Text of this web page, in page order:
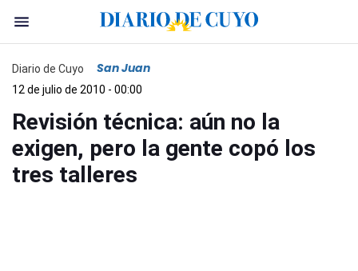
Diario de Cuyo San Juan
12 de julio de 2010 - 00:00
Revisión técnica: aún no la
exigen, pero la gente copó los
tres talleres